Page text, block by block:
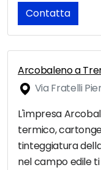
Contatta
Arcobaleno a
Via Fratelli
L'impresa
termico,
tinteggiatura
nel campo edile